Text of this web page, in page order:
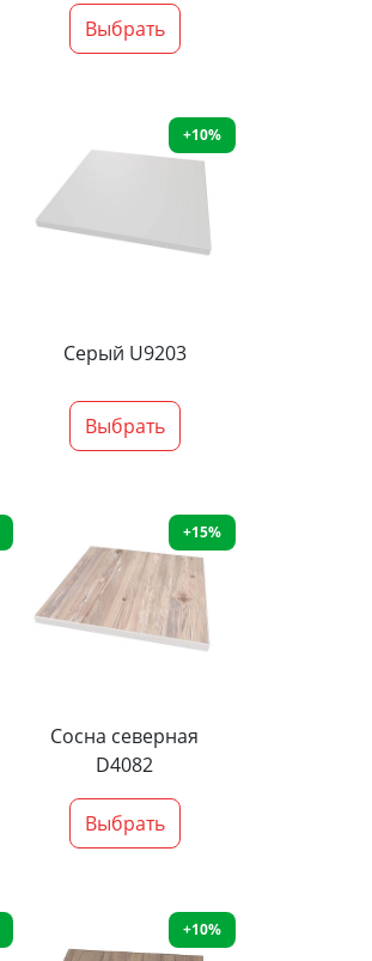
Выбрать
+10%
Серый U9203
Выбрать
+15%
Сосна северная
D4082
Выбрать
+10%